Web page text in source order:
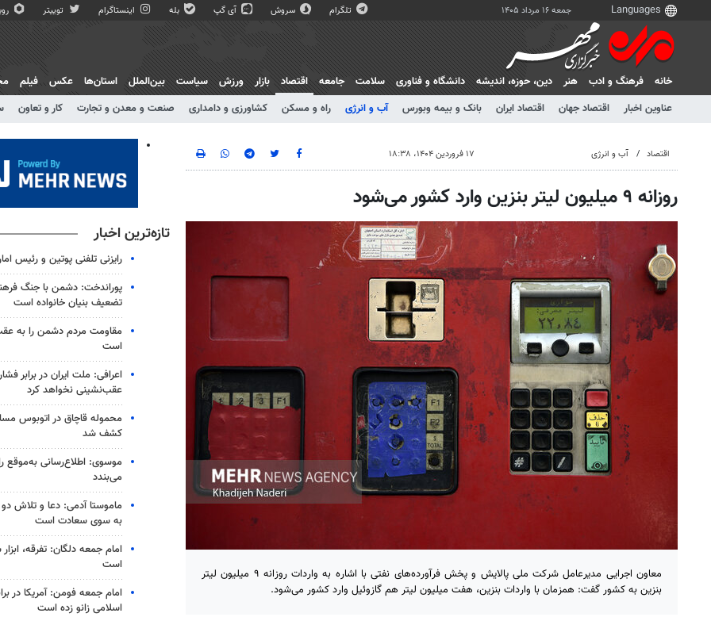
جمعه ۱۶ مرداد ۱۴۰۵ تلگرام سروش آی گپ بله اینستاگرام توییتر
خانه فرهنگ و ادب هنر دين، حوزه، انديشه دانشگاه و فناوری سلامت جامعه
اقتصاد
عناوین اخبار
اقتصاد جهان اقتصاد ایران بانک و بیمه وبورس آب و انرژی راه و مسکن کشاورزی و دامداری صنعت و معدن و تجارت کار و تعاون
بازار ورزش سیاست بین‌الملل استان‌ها عکس فیلم
اقتصاد آب و انرژی ۱۷ فروردین ۱۴۰۴، ۱۸:۳۸
روزانه ۹ میلیون لیتر بنزین وارد کشور می‌شود
معاون اجرایی مدیرعامل شرکت ملی پالایش و پخش فرآورده‌های نفتی با اشاره به واردات روزانه ۹ میلیون لیتر
بنزین به کشور گفت: همزمان با واردات بنزین، هفت میلیون لیتر هم گازوئیل وارد کشور می‌شود.
تازه‌ترین اخبار
رایزنی تلفنی پوتین و رئیس
پوراندخت: دشمن با جنگ
تضعیف بنیان خانواده است
مقاومت مردم دشمن را به
است
اعرافی: ملت ایران در برابر
عقب‌نشینی نخواهد کرد
محموله قاچاق در اتوبوس
کشف شد
موسوی: اطلاع‌رسانی به‌موقع
می‌بندد
ماموستا آدمی: دعا و تلاش
به سوی سعادت است
امام جمعه دلگان: تفرقه،
است
امام جمعه فومن: آمریکا در
اسلامی زانو زده است